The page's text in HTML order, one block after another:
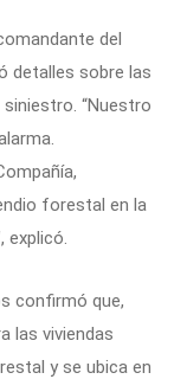
del
detalles sobre las
“Nuestro
forestal en la
explicó.
confirmó que,
las viviendas
y se ubica en